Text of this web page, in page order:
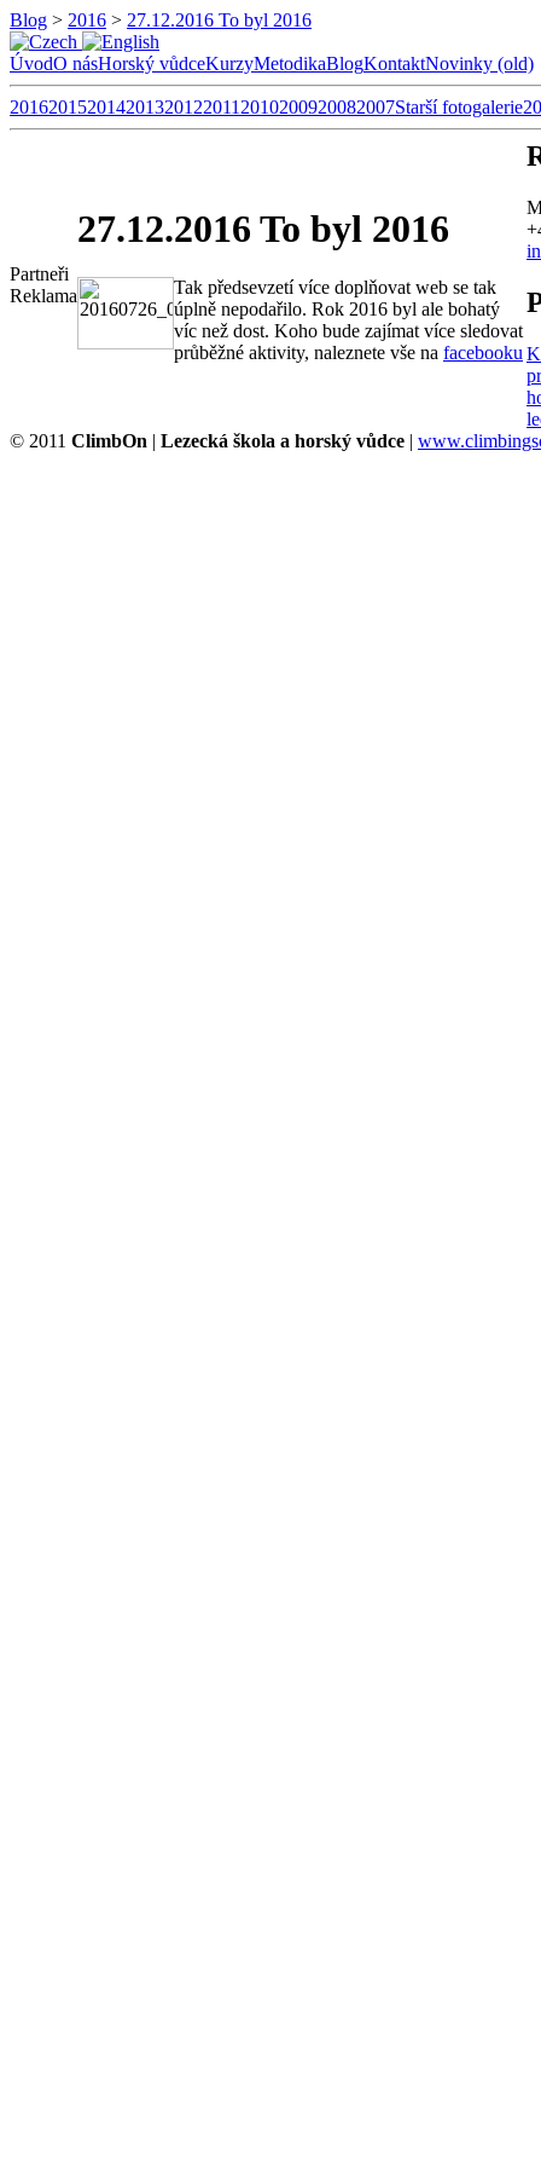
Blog > 2016 > 27.12.2016 To byl 2016
ÚvodO násHorský vůdceKurzyMetodikaBlogKontaktNovinky (old)
201620152014201320122011 2010200920082007Starší fotogalerie
Partneři
Reklama
27.12.2016 To byl 2016
Tak předsevzetí více doplňovat web se tak
úplně nepodařilo. Rok 2016 byl ale bohatý
víc než dost. Koho bude zajímat více sledovat
průběžné aktivity, naleznete vše na facebooku
© 2011 ClimbOn | Lezecká škola a horský vůdce |